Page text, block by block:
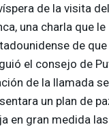
de la visita del
una charla que le
de que
el consejo de
de la llamada se
un plan de
en gran medida las